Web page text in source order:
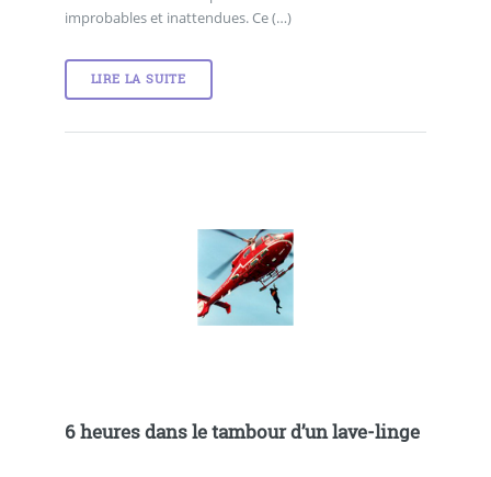
improbables et inattendues. Ce (…)
LIRE LA SUITE
6 heures dans le tambour d’un lave-linge